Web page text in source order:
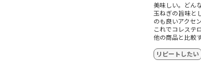
美味しい。どん
玉ねぎの旨味と
のも良いアクセ
これでコレステ
他の商品と比較
リピートしたい